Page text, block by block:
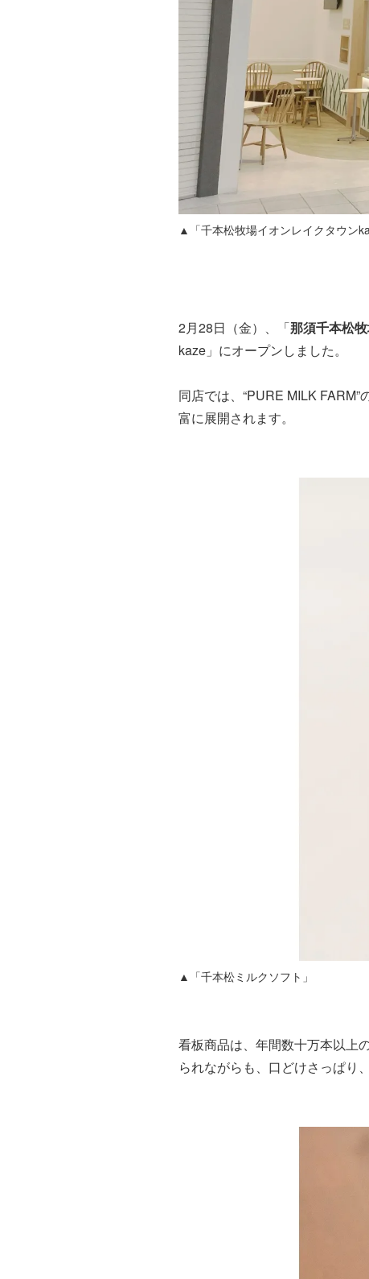
▲「千本松牧場イオンレイクタウン
2月28日（金）、「那須千本松
kaze」にオープンしました。
同店では、“PURE MILK
富に展開されます。
▲「千本松ミルクソフト」
看板商品は、年間数十万本以上
られながらも、口どけさっぱり